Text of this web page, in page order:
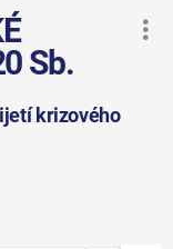
Sb.
krizového